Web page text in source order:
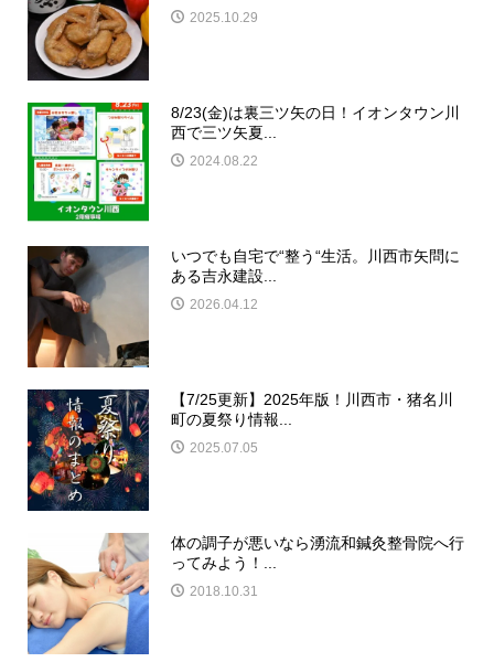
2025.10.29
8/23(金)は裏三ツ矢の日！イオンタウン川
西で三ツ矢夏...
2024.08.22
いつでも自宅で“整う“生活。川西市矢問に
ある吉永建設...
2026.04.12
【7/25更新】2025年版！川西市・猪名川
町の夏祭り情報...
2025.07.05
体の調子が悪いなら湧流和鍼灸整骨院へ行
ってみよう！...
2018.10.31